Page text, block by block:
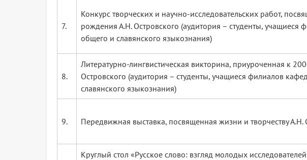
7.
Конкурс творческих и научно-исследовательских работ,
рождения А.Н. Островского (аудитория – студенты, учащиеся
общего и славянского языкознания)
8.
Литературно-лингвистическая викторина, приуроченная к
Островского (аудитория – студенты, учащиеся филиалов
славянского языкознания)
9. Передвижная выставка, посвященная жизни и творчеству А.Н.
Круглый стол «Русское слово: взгляд молодых